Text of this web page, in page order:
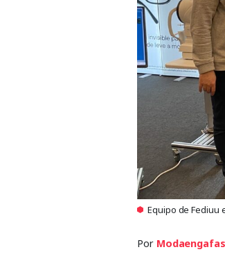
Equipo de Fediuu
Por Modaengafas